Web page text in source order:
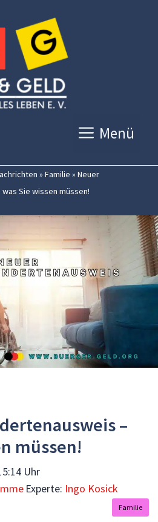
Menü
» Familie » Neuer
Sie wissen müssen!
–
müssen!
Uhr
Experte: Ingo Kosick
Familie